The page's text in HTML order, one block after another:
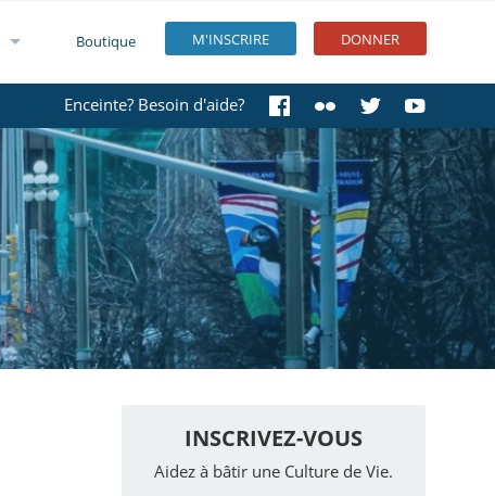
M'INSCRIRE DONNER
Boutique
Enceinte? Besoin d'aide?
INSCRIVEZ-VOUS
Aidez à bâtir une Culture de Vie.